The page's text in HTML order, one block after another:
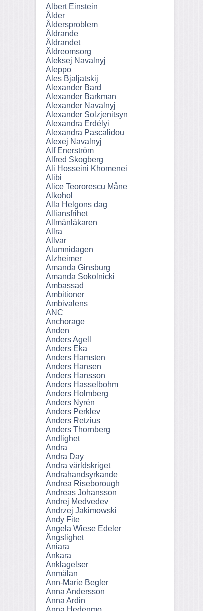
Albert Einstein
Ålder
Åldersproblem
Åldrande
Åldrandet
Äldreomsorg
Aleksej Navalnyj
Aleppo
Ales Bjaljatskij
Alexander Bard
Alexander Barkman
Alexander Navalnyj
Alexander Solzjenitsyn
Alexandra Erdélyi
Alexandra Pascalidou
Alexej Navalnyj
Alf Enerström
Alfred Skogberg
Ali Hosseini Khomenei
Alibi
Alice Teororescu Måne
Alkohol
Alla Helgons dag
Alliansfrihet
Allmänläkaren
Allra
Allvar
Alumnidagen
Alzheimer
Amanda Ginsburg
Amanda Sokolnicki
Ambassad
Ambitioner
Ambivalens
ANC
Anchorage
Anden
Anders Agell
Anders Eka
Anders Hamsten
Anders Hansen
Anders Hansson
Anders Hasselbohm
Anders Holmberg
Anders Nyrén
Anders Perklev
Anders Retzius
Anders Thornberg
Andlighet
Andra
Andra Day
Andra världskriget
Andrahandsyrkande
Andrea Riseborough
Andreas Johansson
Andrej Medvedev
Andrzej Jakimowski
Andy Fite
Angela Wiese Edeler
Ängslighet
Aniara
Ankara
Anklagelser
Anmälan
Ann-Marie Begler
Anna Andersson
Anna Ardin